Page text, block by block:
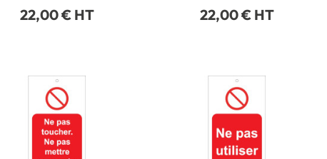
22,00 € HT 22,00 € HT